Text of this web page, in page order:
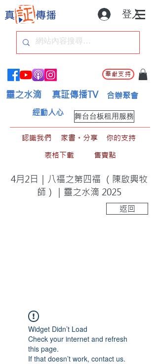
登入
奉獻支持
靈之水滴 真証傳播TV 合辦聚會
舞台台板租用服務
經動人心
認識我們 家書。分享
你的支持
表格下載
售賣點
4月2日｜八福之第四福 （陳啟興牧
師）｜靈之水滴 2025
返回
Widget Didn’t Load
Check your internet and refresh
this page.
If that doesn’t work, contact us.